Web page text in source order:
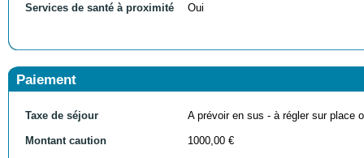
Services de santé à proximité Oui
Paiement
Taxe de séjour A prévoir en sus - à régler sur place
Montant caution 1000,00 €